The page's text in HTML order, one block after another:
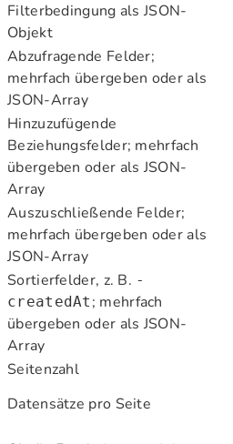
Filterbedingung als JSON-
Objekt
Abzufragende Felder;
mehrfach übergeben oder als
JSON-Array
Hinzuzufügende
Beziehungsfelder; mehrfach
übergeben oder als JSON-
Array
Auszuschließende Felder;
mehrfach übergeben oder als
JSON-Array
Sortierfelder, z. B. -
createdAt ; mehrfach
übergeben oder als JSON-
Array
Seitenzahl
Datensätze pro Seite